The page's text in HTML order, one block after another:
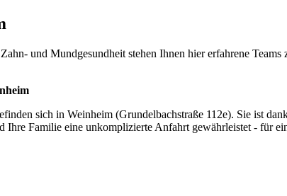
und Mundgesundheit stehen Ihnen hier erfahrene
sich in Weinheim (Grundelbachstraße 112e). Sie ist
Ihre Familie eine unkomplizierte Anfahrt gewährleistet - für